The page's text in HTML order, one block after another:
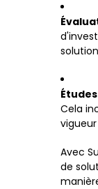
Cela
Avec
de